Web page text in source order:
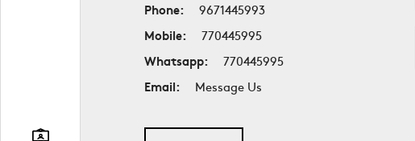
Phone:
9671445993
Mobile:
770445995
Whatsapp:
770445995
Email:
Message Us